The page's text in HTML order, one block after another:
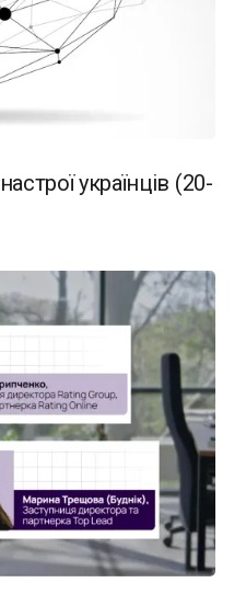
українців (20-